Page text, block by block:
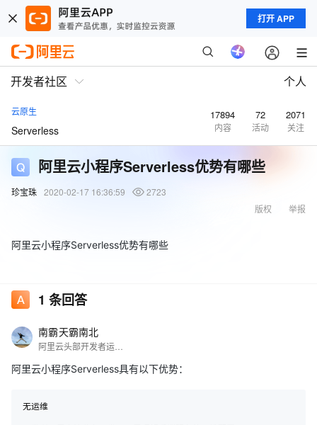
打开 APP
开发者社区 个人
云原生
Serverless
17894
内容
72
活动
2071
关注
阿里云小程序Serverless优势有哪些
珍宝珠 2020-02-17 16:36:59
2723
举报
版权
阿里云小程序Serverless优势有哪些
1 条回答
南霸天霸南北
阿里云小程序Serverless具有以下优势：
无运维